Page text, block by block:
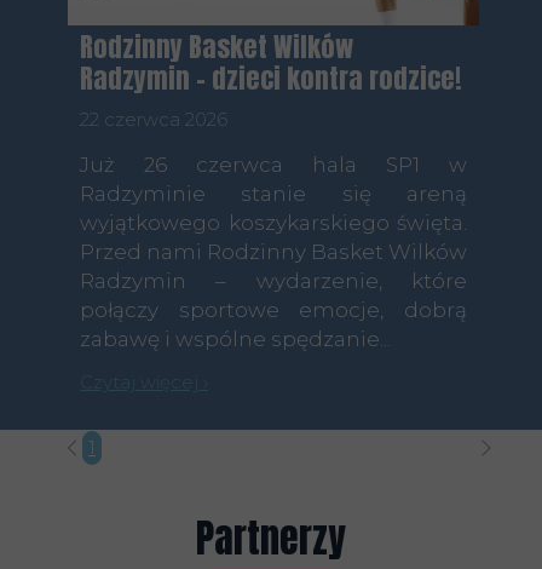
Rodzinny Basket Wilków
Radzymin – dzieci kontra rodzice!
22 czerwca 2026
Już 26 czerwca hala SP1 w
Radzyminie stanie się areną
wyjątkowego koszykarskiego święta.
Przed nami Rodzinny Basket Wilków
Radzymin – wydarzenie, które
połączy sportowe emocje, dobrą
zabawę i wspólne spędzanie...
1 16
Partnerzy